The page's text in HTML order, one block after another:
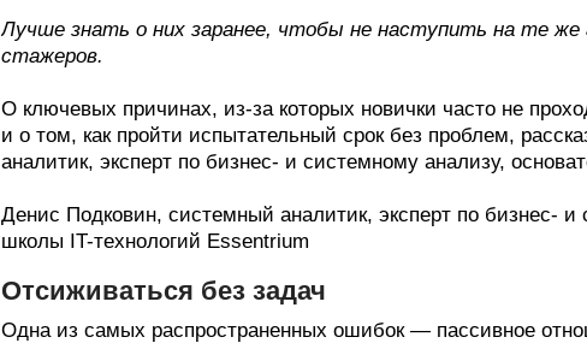
Лучше знать о них заранее, чтобы не наступить на те же
стажеров.
О ключевых причинах, из-за которых новички часто не
и о том, как пройти испытательный срок без проблем,
аналитик, эксперт по бизнес- и системному анализу,
Денис Подковин, системный аналитик, эксперт по бизнес- и
школы IT-технологий Essentrium
Отсиживаться без задач
Одна из самых распространенных ошибок — пассивное